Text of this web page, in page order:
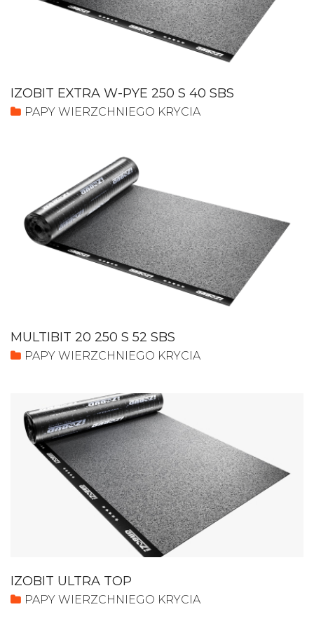
IZOBIT EXTRA W-PYE 250 S 40 SBS
PAPY WIERZCHNIEGO KRYCIA
MULTIBIT 20 250 S 52 SBS
PAPY WIERZCHNIEGO KRYCIA
IZOBIT ULTRA TOP
PAPY WIERZCHNIEGO KRYCIA